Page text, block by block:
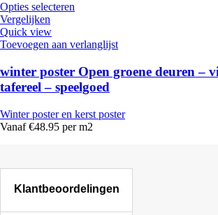
Opties selecteren
Vergelijken
Quick view
Toevoegen aan verlanglijst
winter poster Open groene deuren –
tafereel – speelgoed
Winter poster en kerst poster
Vanaf €48.95 per m2